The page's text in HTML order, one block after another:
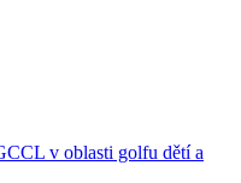
v oblasti golfu dětí a